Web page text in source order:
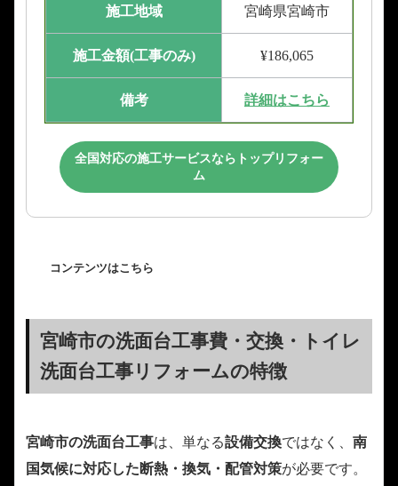
施工地域 宮崎県宮崎市
施工金額(工事のみ) ¥186,065
備考 詳細はこちら
全国対応の施工サービスならトップリフォー
ム
コンテンツはこちら
宮崎市の洗面台工事費・交換・トイレ
洗面台工事リフォームの特徴
宮崎市の洗面台工事は、単なる設備交換ではなく、 南
国気候に対応した断熱・換気・配管対策が必要です。